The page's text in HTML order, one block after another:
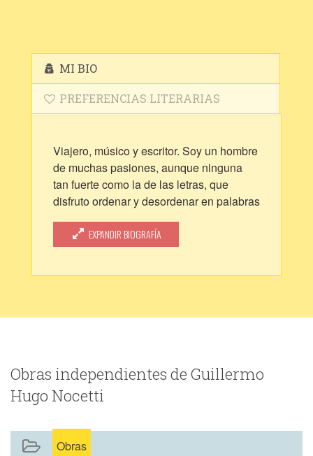
MI BIO
PREFERENCIAS LITERARIAS
Viajero, músico y escritor. Soy un hombre
de muchas pasiones, aunque ninguna
tan fuerte como la de las letras, que
disfruto ordenar y desordenar en palabras
y metáforas de las mas rebuscadas y
absurdas, así como comparaciones y
desestructuraciones lingüísticas y
llamado
EXPANDIR BIOGRAFÍA
Obras independientes de Guillermo
Hugo Nocetti
Obras